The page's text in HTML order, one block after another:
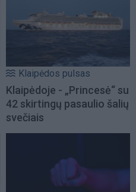
Klaipėdos pulsas
Klaipėdoje - „Princesė“ su
42 skirtingų pasaulio šalių
svečiais